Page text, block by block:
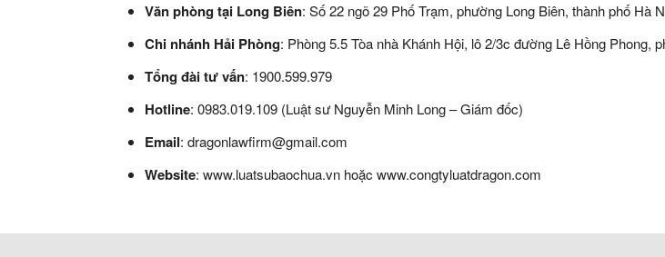
Văn phòng tại Long Biên: Số 22 ngõ 29 Phố Trạm, phường Long Biên, thành phố Hà
Chi nhánh Hải Phòng: Phòng 5.5 Tòa nhà Khánh Hội, lô 2/3c đường Lê Hồng Phong,
Tổng đài tư vấn: 1900.599.979
Hotline: 0983.019.109 (Luật sư Nguyễn Minh Long – Giám đốc)
Email: dragonlawfirm@gmail.com
Website: www.luatsubaochua.vn hoặc www.congtyluatdragon.com